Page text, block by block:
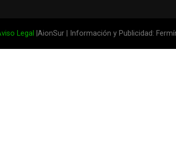
Legal |AionSur | Información y Publicidad: